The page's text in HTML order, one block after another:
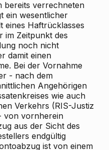
bereits verrechneten
ein wesentlicher
eines Haftrücklasses
im Zeitpunkt des
noch nicht
damit einen
Bei der Vornahme
- nach dem
Angehörigen
wie auch
Verkehrs (RIS-Justiz
von vornherein
aus der Sicht des
endgültig
ist von einem